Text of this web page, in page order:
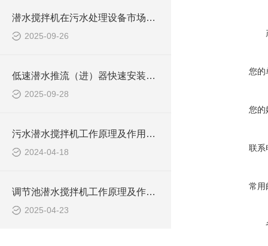
潜水搅拌机在污水处理设备市场的发展及产品优势
2025-09-26
低速潜水推流（进）器快速安装方法
2025-09-28
污水潜水搅拌机工作原理及作用特点、安装图、CAD结构图
2024-04-18
调节池潜水搅拌机工作原理及作用特点、安装图、CAD结构图
2025-04-23
您的
您的
联系
常用